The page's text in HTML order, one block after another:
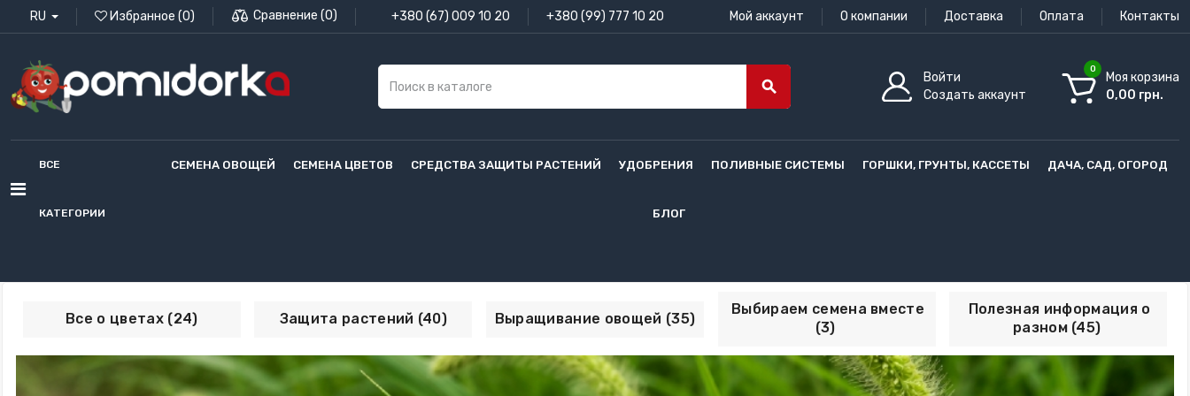
RU Избранное (0) Сравнение (0) +380 (67) 009 10 20 +380 (99) 777 10 20 Мой аккаунт О компании Доставка Оплата Контакты
search
Войти
Создать аккаунт
0
Моя корзина
0,00 грн.
ВСЕ
КАТЕГОРИИ
СЕМЕНА ОВОЩЕЙ СЕМЕНА ЦВЕТОВ СРЕДСТВА ЗАЩИТЫ РАСТЕНИЙ УДОБРЕНИЯ ПОЛИВНЫЕ СИСТЕМЫ ГОРШКИ, ГРУНТЫ, КАССЕТЫ ДАЧА, САД, ОГОРОД
БЛОГ
Все о цветах (24) Защита растений (40) Выращивание овощей (35)
Выбираем семена вместе
(3)
Полезная информация о
разном (45)